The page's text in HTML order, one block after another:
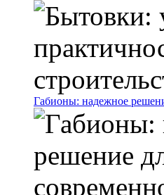
Габионы: надежное